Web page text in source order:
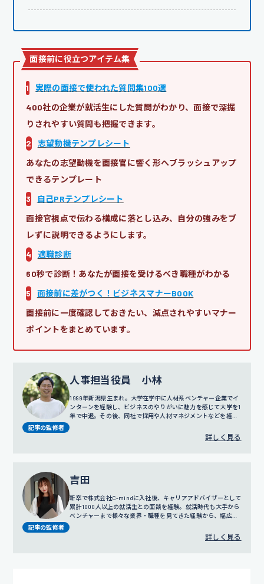
面接前に役立つアイテム集
1
実際の面接で使われた質問集100選
400社の企業が就活生にした質問がわかり、面接で深掘
りされやすい質問も把握できます。
2
志望動機テンプレシート
あなたの志望動機を面接官に響く形へブラッシュアップ
できるテンプレート
3
自己PRテンプレシート
面接官視点で伝わる構成に落とし込み、自分の強みをブ
レずに説明できるようにします。
4
適職診断
60秒で診断！あなたが面接を受けるべき職種がわかる
5
面接前に差がつく！ビジネスマナーBOOK
面接前に一度確認しておきたい、減点されやすいマナー
ポイントをまとめています。
記事の監修者
人事担当役員 小林
1989年新潟県生まれ。大学在学中に人材系ベンチャー企業でイ
ンターンを経験し、ビジネスのやりがいに魅力を感じて大学を1
年で中退。その後、同社で採用や人材マネジメントなどを経験
ールセンター事業の責任者を務めたのち、2016年に人事部の立
ち上げ、2018年にはリクルートスーツの無料レンタルサービス
詳しく見る
記事の監修者
吉田
新卒で株式会社C-mindに入社後、キャリアアドバイザーとして
累計1000人以上の就活生との面談を経験。就活時代も大手から
ベンチャーまで様々な業界・職種を見てきた経験から、幅広い
詳しく見る